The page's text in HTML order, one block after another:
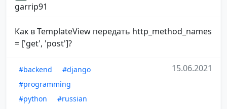
garrip91
Как в TemplateView передать http_method_names
= ['get', 'post']?
#backend
#django
#programming
#python
#russian
15.06.2021